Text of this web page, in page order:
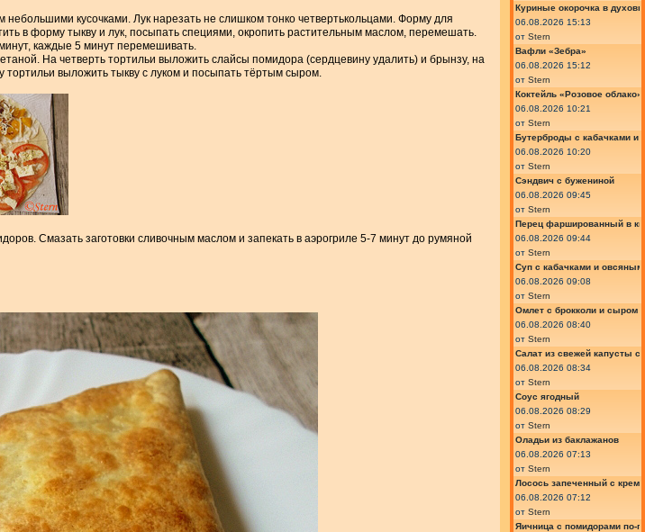
кусочками. Лук нарезать не слишком тонко четвертькольцами. Форму для
в форму тыкву и лук, посыпать специями, окропить растительным маслом, перемешать.
каждые 5 минут перемешивать.
На четверть тортильи выложить слайсы помидора (сердцевину удалить) и брынзу, на
тортильи выложить тыкву с луком и посыпать тёртым сыром.
Смазать заготовки сливочным маслом и запекать в аэрогриле 5-7 минут до румяной
Куриные окорочка в
06.08.2026 15:13
от Stern
Вафли «Зебра»
06.08.2026 15:12
от Stern
Коктейль «Розовое
06.08.2026 10:21
от Stern
Бутерброды с кабачками и
06.08.2026 10:20
от Stern
Сэндвич с бужениной
06.08.2026 09:45
от Stern
Перец фаршированный в
06.08.2026 09:44
от Stern
Суп с кабачками и
06.08.2026 09:08
от Stern
Омлет с брокколи и сыром
06.08.2026 08:40
от Stern
Салат из свежей капусты
06.08.2026 08:34
от Stern
Соус ягодный
06.08.2026 08:29
от Stern
Оладьи из баклажанов
06.08.2026 07:13
от Stern
Лосось запеченный с
06.08.2026 07:12
от Stern
Яичница с помидорами по-